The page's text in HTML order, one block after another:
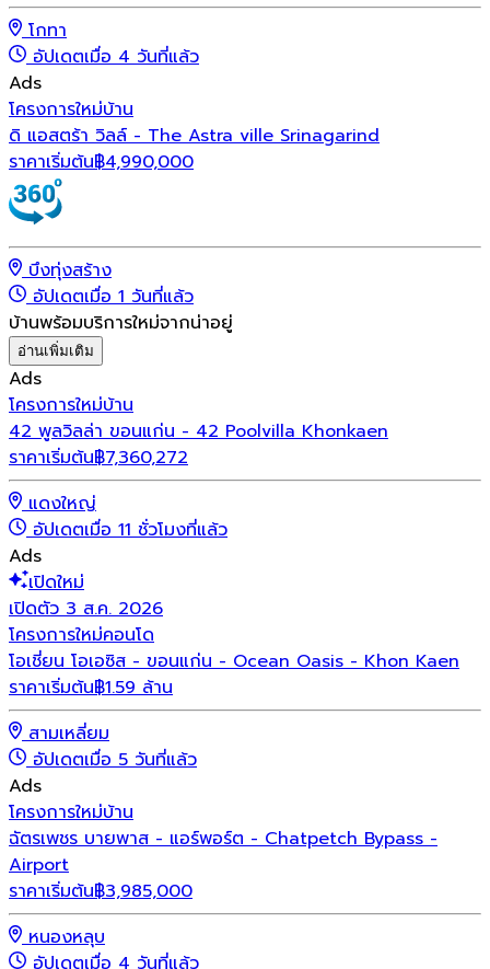
โกทา
อัปเดตเมื่อ 4 วันที่แล้ว
Ads
โครงการใหม่บ้าน
ดิ แอสตร้า วิลล์ - The Astra ville Srinagarind
ราคาเริ่มต้น฿4,990,000
บึงทุ่งสร้าง
อัปเดตเมื่อ 1 วันที่แล้ว
บ้านพร้อมบริการใหม่จากน่าอยู่
อ่านเพิ่มเติม
Ads
โครงการใหม่บ้าน
42 พูลวิลล่า ขอนแก่น - 42 Poolvilla Khonkaen
ราคาเริ่มต้น฿7,360,272
แดงใหญ่
อัปเดตเมื่อ 11 ชั่วโมงที่แล้ว
Ads
เปิดใหม่
เปิดตัว 3 ส.ค. 2026
โครงการใหม่คอนโด
โอเชี่ยน โอเอซิส - ขอนแก่น - Ocean Oasis - Khon Kaen
ราคาเริ่มต้น฿1.59 ล้าน
สามเหลี่ยม
อัปเดตเมื่อ 5 วันที่แล้ว
Ads
โครงการใหม่บ้าน
ฉัตรเพชร บายพาส - แอร์พอร์ต - Chatpetch Bypass -
Airport
ราคาเริ่มต้น฿3,985,000
หนองหลุบ
อัปเดตเมื่อ 4 วันที่แล้ว